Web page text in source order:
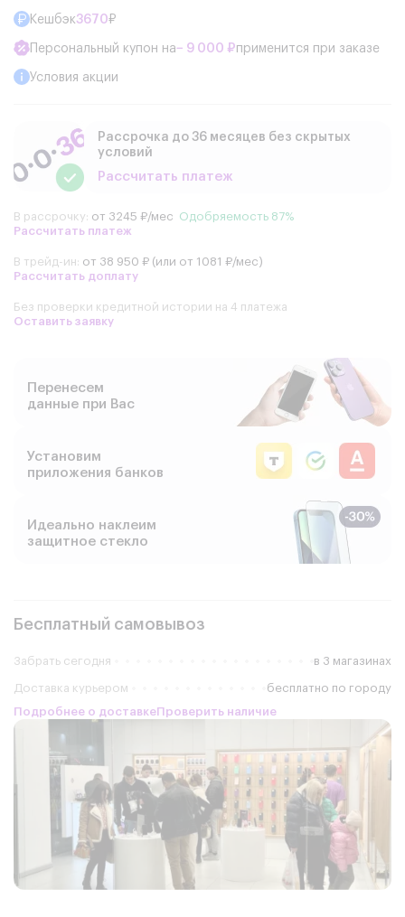
Кешбэк3670₽
Персональный купон на− 9 000 ₽применится при заказе
Условия акции
Рассрочка до 36 месяцев без скрытых
условий
Рассчитать платеж
В рассрочку: от 3245 ₽/мес Одобряемость 87%
Рассчитать платеж
В трейд-ин: от 38 950 ₽ (или от 1081 ₽/мес)
Рассчитать доплату
Без проверки кредитной истории на 4 платежа
Оставить заявку
Перенесем
данные при Вас
Установим
приложения банков
Идеально наклеим
защитное стекло
Бесплатный самовывоз
Забрать сегодня в 3 магазинах
Доставка курьером
бесплатно по городу
Подробнее о доставкеПроверить наличие